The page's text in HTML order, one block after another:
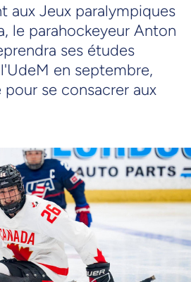
aux Jeux paralympiques
le parahockeyeur Anton
ses études
en septembre,
pour se consacrer aux